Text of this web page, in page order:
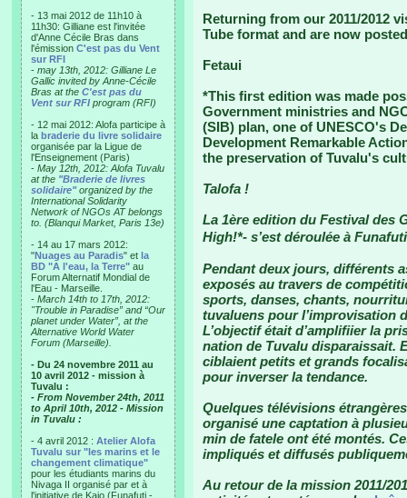
- 13 mai 2012 de 11h10 à
11h30: Gilliane est l'invitée
d'Anne Cécile Bras dans
l'émission C'est pas du Vent
sur RFI
- may 13th, 2012: Gilliane Le
Gallic invited by Anne-Cécile
Bras at the C'est pas du
Vent sur RFI program (RFI)
- 12 mai 2012: Alofa participe à
la braderie du livre solidaire
organisée par la Ligue de
l'Enseignement (Paris)
- May 12th, 2012: Alofa Tuvalu
at the "Braderie de livres
solidaire"organized by the
International Solidarity
Network of NGOs AT belongs
to. (Blanqui Market, Paris 13e)
- 14 au 17 mars 2012:
"Nuages au Paradis" et la
BD "A l'eau, la Terre" au
Forum Alternatif Mondial de
l'Eau - Marseille.
- March 14th to 17th, 2012:
"Trouble in Paradise” and “Our
planet under Water”, at the
Alternative World Water
Forum (Marseille).
- Du 24 novembre 2011 au
10 avril 2012 - mission à
Tuvalu :
- From November 24th, 2011
to April 10th, 2012 - Mission
in Tuvalu :
- 4 avril 2012 : Atelier Alofa
Tuvalu sur "les marins et le
changement climatique"
pour les étudiants marins du
Nivaga II organisé par et à
l'initiative de Kaio (Funafuti -
Returning from our 2011/2012
Tube format and are now
Fetaui
*This first edition was made
Government ministries and
(SIB) plan, one of UNESCO's
Development Remarkable
the preservation of Tuvalu's
Talofa !
La 1ère edition du Festival des
High!*- s’est déroulée à
Pendant deux jours, différents
exposés au travers de
sports, danses, chants,
tuvaluens pour l’improvisation
L’objectif était d’amplifiier la
nation de Tuvalu disparaissait.
ciblaient petits et grands
pour inverser la tendance.
Quelques télévisions
organisé une captation à
min de fatele ont été montés.
impliqués et diffusés
Au retour de la mission 2011/